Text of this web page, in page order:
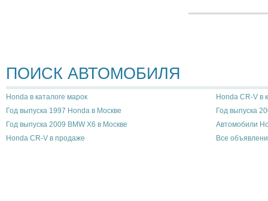
ПОИСК АВТОМОБИЛЯ
Honda в каталоге марок
Honda CR-V в
Год выпуска 1997 Honda в Москве
Год выпуска
Год выпуска 2009 BMW X6 в Москве
Автомобили
Honda CR-V в продаже
Все